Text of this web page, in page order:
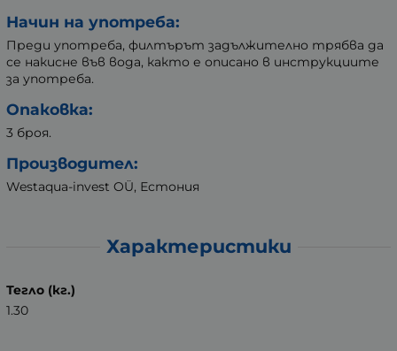
Начин на употреба:
Преди употреба, филтърът задължително трябва да
се накисне във вода, както е описано в инструкциите
за употреба.
Опаковка:
3 броя.
Производител:
Westaqua-invest OÜ, Естония
Характеристики
Тегло (кг.)
1.30